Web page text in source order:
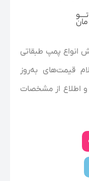
انواع پمپ طبقاتی
قیمت‌های به‌روز
و اطلاع از مشخصات